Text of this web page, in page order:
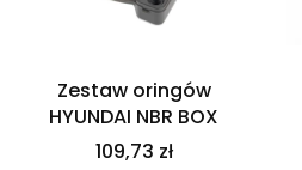
Zestaw oringów
HYUNDAI NBR BOX
109,73 zł